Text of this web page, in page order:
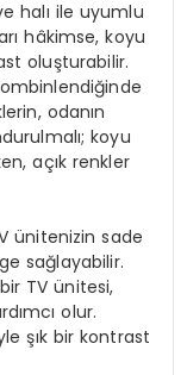
halı ile uyumlu
hâkimse, koyu
oluşturabilir.
odanın
koyu
açık renkler
ünitenizin sade
sağlayabilir.
TV ünitesi,
olur.
şık bir kontrast